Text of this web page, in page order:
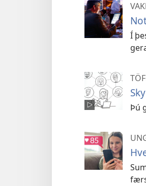
Í
Þú